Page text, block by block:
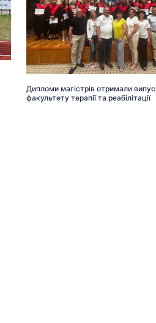
Дипломи магістрів отримали
факультету терапії та реабілітації